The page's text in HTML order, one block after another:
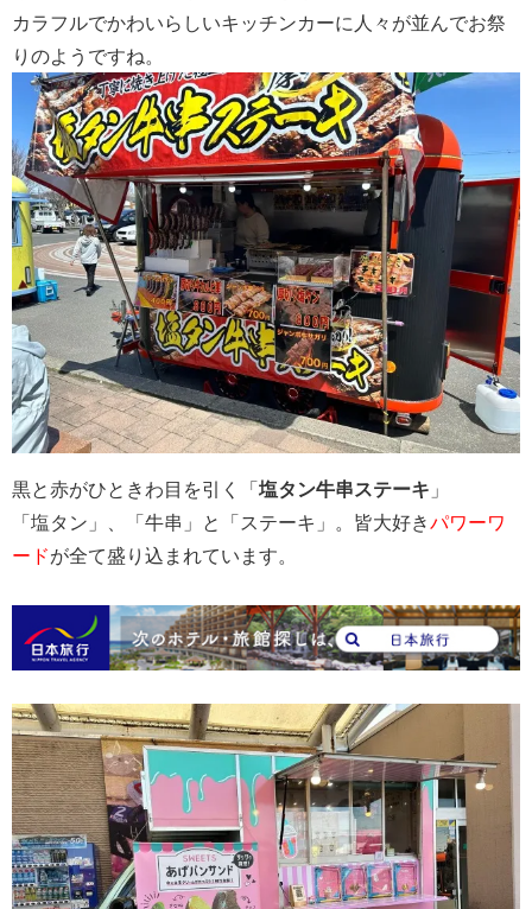
カラフルでかわいらしいキッチンカーに人々が並んでお祭
りのようですね。
黒と赤がひときわ目を引く「 塩タン牛串ステーキ 」
「塩タン」、「牛串」と「ステーキ」。皆大好き パワーワ
ードが全て盛り込まれています。